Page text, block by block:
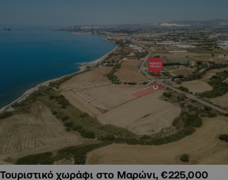
Τουριστικό χωράφι στο Μαρώνι, €225,000